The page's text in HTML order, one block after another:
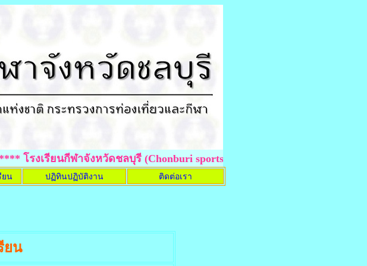
โรงเรียนกีฬาจังหวัดชลบุรี (Chonburi sports school)..........
ยน ปฏิทินปฏิบัติงาน ติดต่อเรา
ยน